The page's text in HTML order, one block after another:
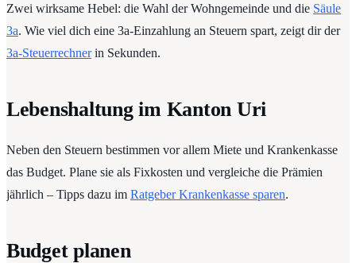
Zwei wirksame Hebel: die Wahl der Wohngemeinde und die Säule
3a. Wie viel dich eine 3a-Einzahlung an Steuern spart, zeigt dir der
3a-Steuerrechnerin Sekunden.
Lebenshaltung im Kanton Uri
Neben den Steuern bestimmen vor allem Miete und Krankenkasse
das Budget. Plane sie als Fixkosten und vergleiche die Prämien
jährlich – Tipps dazu im Ratgeber Krankenkasse sparen.
Budget planen